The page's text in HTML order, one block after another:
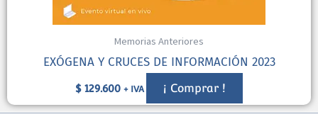
Memorias Anteriores
EXÓGENA Y CRUCES DE INFORMACIÓN 2023
$ 129.600 + IVA ¡ Comprar !